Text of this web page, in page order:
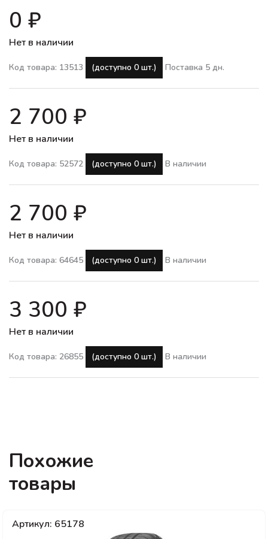
0 ₽
Нет в наличии
Код товара: 13513 (доступно 0 шт.) Поставка 5 дн.
2 700 ₽
Нет в наличии
Код товара: 52572 (доступно 0 шт.) В наличии
2 700 ₽
Нет в наличии
Код товара: 64645 (доступно 0 шт.) В наличии
3 300 ₽
Нет в наличии
Код товара: 26855 (доступно 0 шт.) В наличии
Похожие
товары
Артикул: 65178